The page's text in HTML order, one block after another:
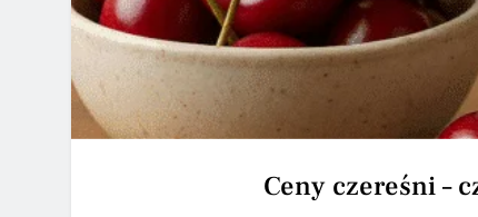
Ceny czereśni –